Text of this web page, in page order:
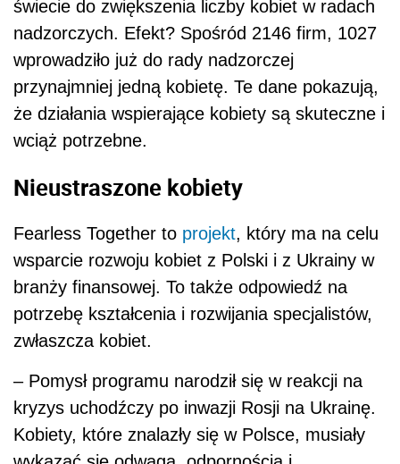
świecie do zwiększenia liczby kobiet w radach
nadzorczych. Efekt? Spośród 2146 firm, 1027
wprowadziło już do rady nadzorczej
przynajmniej jedną kobietę. Te dane pokazują,
że działania wspierające kobiety są skuteczne i
wciąż potrzebne.
Nieustraszone kobiety
Fearless Together to projekt, który ma na celu
wsparcie rozwoju kobiet z Polski i z Ukrainy w
branży finansowej. To także odpowiedź na
potrzebę kształcenia i rozwijania specjalistów,
zwłaszcza kobiet.
– Pomysł programu narodził się w reakcji na
kryzys uchodźczy po inwazji Rosji na Ukrainę.
Kobiety, które znalazły się w Polsce, musiały